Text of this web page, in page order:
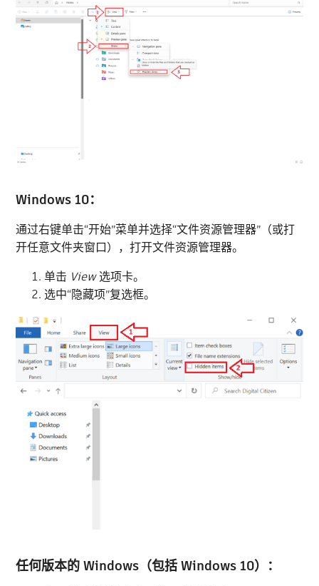
Windows 10：
通过右键单击“开始”菜单并选择“文件资源管理器”（或打
开任意文件夹窗口），打开文件资源管理器。
单击 View选项卡。
选中“隐藏项”复选框。
任何版本的 Windows（包括 Windows 10）：